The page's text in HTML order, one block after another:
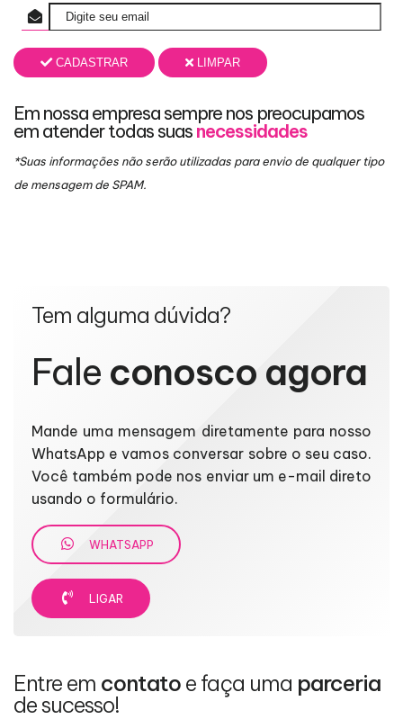
CADASTRAR LIMPAR
Em nossa empresa sempre nos preocupamos
em atender todas suas necessidades
*Suas informações não serão utilizadas para envio de qualquer tipo
de mensagem de SPAM.
Tem alguma dúvida?
Fale conosco agora
Mande uma mensagem diretamente para nosso
WhatsApp e vamos conversar sobre o seu caso.
Você também pode nos enviar um e-mail direto
usando o formulário.
WHATSAPP
LIGAR
Entre em contato e faça uma parceria
de sucesso!